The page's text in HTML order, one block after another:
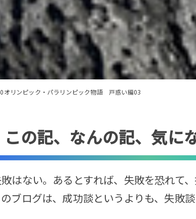
オリンピック・パラリンピック物語 戸惑い編03
この記、なんの記、気に
はない。あるとすれば、失敗を恐れて、
ブログは、成功談というよりも、失敗